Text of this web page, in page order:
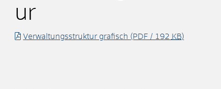
ur
Verwaltungsstruktur grafisch (PDF / 192 KB)